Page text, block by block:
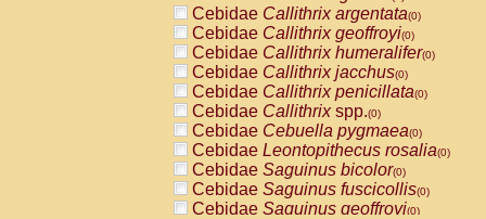
Cebidae Callithrix argentata(0)
Cebidae Callithrix geoffroyi(0)
Cebidae Callithrix humeralifer(0)
Cebidae Callithrix jacchus(0)
Cebidae Callithrix penicillata(0)
Cebidae Callithrixspp.(0)
Cebidae Cebuella pygmaea(0)
Cebidae Leontopithecus rosalia(0)
Cebidae Saguinus bicolor(0)
Cebidae Saguinus fuscicollis(0)
Cebidae Saguinus geoffroyi(0)